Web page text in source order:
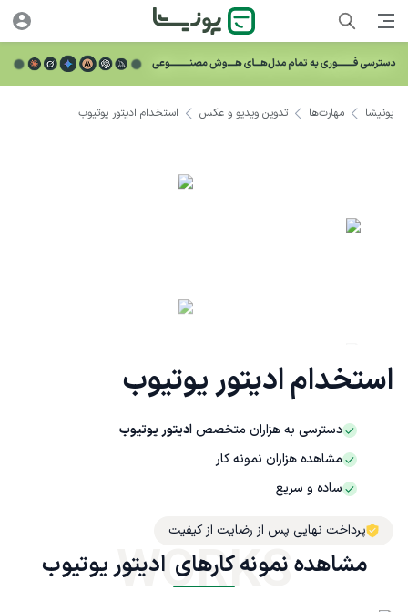
استخدام ادیتور یوتیوب
دسترسی به هزاران متخصصادیتور یوتیوب
مشاهده هزاران نمونه کار
ساده و سریع
پرداخت نهایی پس از رضایت از کیفیت
پونیشا مهارت‌ها تدوین ویدیو و عکس استخدام ادیتور یوتیوب
مشاهده نمونه کارهای  ادیتور یوتیوب
WORKS